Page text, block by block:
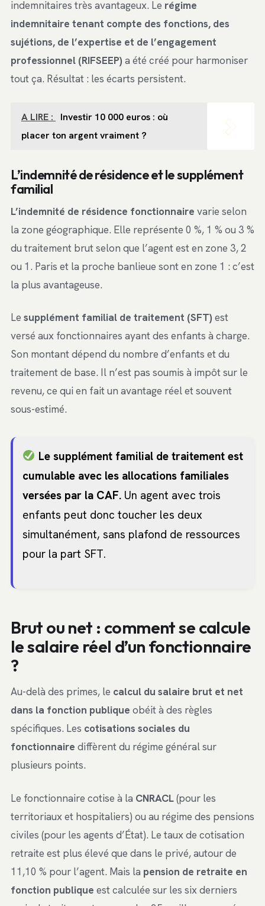
indemnitaires très avantageux. Le régime
indemnitaire tenant compte des fonctions, des
sujétions, de l’expertise et de l’engagement
professionnel (RIFSEEP) a été créé pour harmoniser
tout ça. Résultat : les écarts persistent.
A LIRE :
Investir 10 000 euros : où
placer ton argent vraiment ?
L’indemnité de résidence et le supplément
familial
L’indemnité de résidence fonctionnaire varie selon
la zone géographique. Elle représente 0 %, 1 % ou 3 %
du traitement brut selon que l’agent est en zone 3, 2
ou 1. Paris et la proche banlieue sont en zone 1 : c’est
la plus avantageuse.
Le supplément familial de traitement (SFT) est
versé aux fonctionnaires ayant des enfants à charge.
Son montant dépend du nombre d’enfants et du
traitement de base. Il n’est pas soumis à impôt sur le
revenu, ce qui en fait un avantage réel et souvent
sous-estimé.
Le supplément familial de traitement est
cumulable avec les allocations familiales
versées par la CAF. Un agent avec trois
enfants peut donc toucher les deux
simultanément, sans plafond de ressources
pour la part SFT.
Brut ou net : comment se calcule
le salaire réel d’un fonctionnaire
?
Au-delà des primes, le calcul du salaire brut et net
dans la fonction publique obéit à des règles
spécifiques. Les cotisations sociales du
fonctionnaire diffèrent du régime général sur
plusieurs points.
Le fonctionnaire cotise à la CNRACL(pour les
territoriaux et hospitaliers) ou au régime des pensions
civiles (pour les agents d’État). Le taux de cotisation
retraite est plus élevé que dans le privé, autour de
11,10 % pour l’agent. Mais la pension de retraite en
fonction publique est calculée sur les six derniers